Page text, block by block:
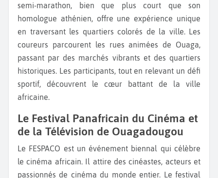
semi-marathon, bien que plus court que son
homologue athénien, offre une expérience unique
en traversant les quartiers colorés de la ville. Les
coureurs parcourent les rues animées de Ouaga,
passant par des marchés vibrants et des quartiers
historiques. Les participants, tout en relevant un défi
sportif, découvrent le cœur battant de la ville
africaine.
Le Festival Panafricain du Cinéma et
de la Télévision de Ouagadougou
Le FESPACO est un événement biennal qui célèbre
le cinéma africain. Il attire des cinéastes, acteurs et
passionnés de cinéma du monde entier. Le festival